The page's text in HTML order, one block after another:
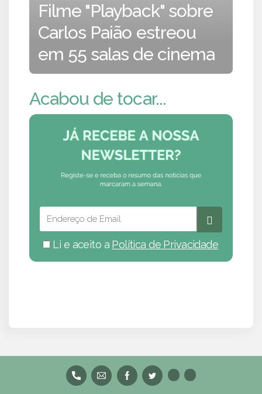
Filme "Playback" sobre
Carlos Paião estreou
em 55 salas de cinema
Acabou de tocar...
Li e aceito a Política de Privacidade